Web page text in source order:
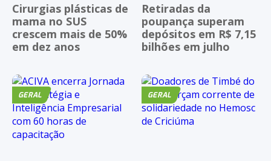
Cirurgias plásticas de
mama no SUS
crescem mais de 50%
em dez anos
Retiradas da
poupança superam
depósitos em R$ 7,15
bilhões em julho
GERAL GERAL